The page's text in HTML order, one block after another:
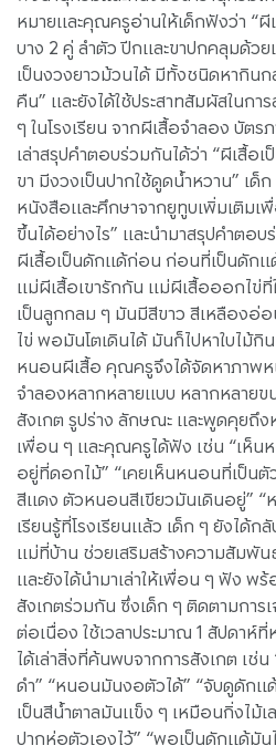
หมายและคุณครูอ่านให้เด็กฟังว่า “
บาง 2 คู่ ลำตัว ปีกและขาปกคลุมด้ว
เป็นงวงยาวม้วนได้ มีทั้งชนิดหากิน
คืน” และยังได้ใช้ประสาทสัมผัสในกา
ๆ ในโรงเรียน จากผีเสื้อจำลอง บัต
เล่าสรุปคำตอบร่วมกันได้ว่า “ผีเสื้อ
ขา มีงวงเป็นปากใช้ดูดน้ำหวาน” เ
หนังสือและศึกษาจากยูทูบเพิ่มเติมเ
ขึ้นได้อย่างไร” และนำมาสรุปคำตอ
ผีเสื้อเป็นดักแด้ก่อน ก่อนที่เป็นดัก
แม่ผีเสื้อเขารักกัน แม่ผีเสื้อออกไข่
เป็นลูกกลม ๆ มันมีสีขาว สีเหลือง
ไข่ พอมันโตเดินได้ มันก็ไปหาใบไม้กิ
หนอนผีเสื้อ คุณครูจึงได้จัดหาภาพ
จำลองหลากหลายแบบ หลากหลายข
สังเกต รูปร่าง ลักษณะ และพูดคุยถึ
เพื่อน ๆ และคุณครูได้ฟัง เช่น “เห็
อยู่ที่ดอกไม้” “เคยเห็นหนอนที่เป็น
สีแดง ตัวหนอนสีเขียวมันเดินอยู่”
เรียนรู้ที่โรงเรียนแล้ว เด็ก ๆ ยังไ
แม่ที่บ้าน ช่วยเสริมสร้างความสัมพั
และยังได้นำมาเล่าให้เพื่อน ๆ ฟัง พ
สังเกตร่วมกัน ซึ่งเด็ก ๆ ติดตามกา
ต่อเนื่อง ใช้เวลาประมาณ 1 สัปดาห์
ได้เล่าสิ่งที่ค้นพบจากการสังเกต เช่
ดำ” “หนอนมันงอตัวได้” “จับดูดัก
เป็นสีน้ำตาลมันแข็ง ๆ เหมือนกิ่งไม้
ปากห่อตัวเองไว้” “พอเป็นดักแด้มัน